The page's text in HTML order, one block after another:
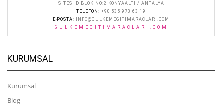
SITESI D BLOK NO:2 KONYAALTI / ANTALYA
TELEFON : +90 535 973 63 19
E-POSTA:
INFO@GULKEMEGITIMARACLARI.COM
GULKEMEGITIMARACLARI.COM
KURUMSAL
Kurumsal
Blog